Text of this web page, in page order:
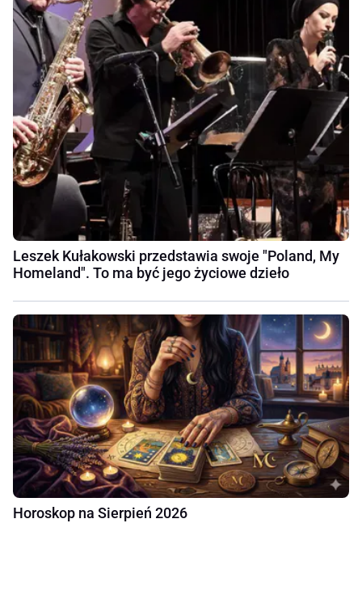
Leszek Kułakowski przedstawia swoje "Poland, My
Homeland". To ma być jego życiowe dzieło
Horoskop na Sierpień 2026